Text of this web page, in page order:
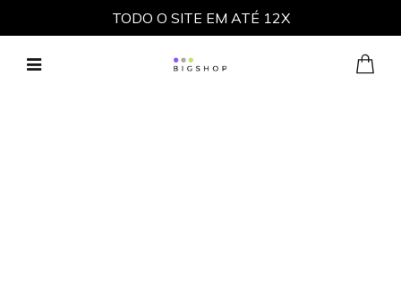
TODO O SITE EM ATÉ 12X